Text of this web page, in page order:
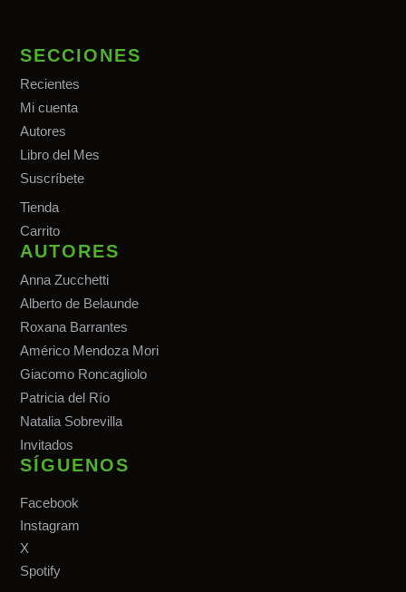
SECCIONES
Recientes
Mi cuenta
Autores
Libro del Mes
Suscríbete
Tienda
Carrito
AUTORES
Anna Zucchetti
Alberto de Belaunde
Roxana Barrantes
Américo Mendoza Mori
Giacomo Roncagliolo
Patricia del Río
Natalia Sobrevilla
Invitados
SÍGUENOS
Facebook
Instagram
X
Spotify